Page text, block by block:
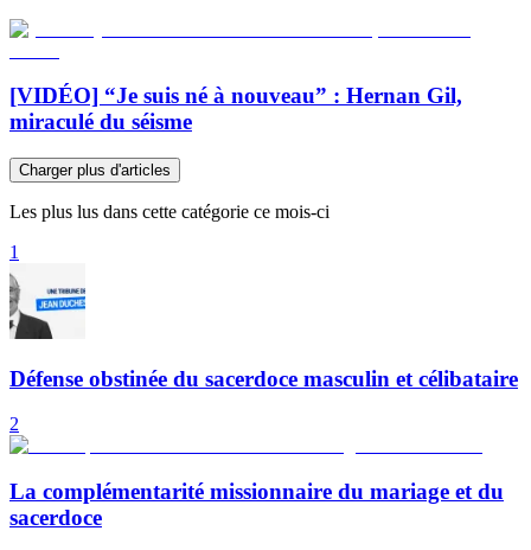
[VIDÉO] “Je suis né à nouveau” : Hernan Gil,
miraculé du séisme
Charger plus d'articles
Les plus lus dans cette catégorie ce mois-ci
1
Défense obstinée du sacerdoce masculin et célibataire
2
La complémentarité missionnaire du mariage et du
sacerdoce